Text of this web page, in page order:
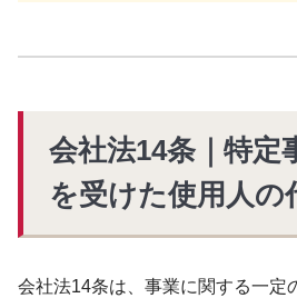
会社法14条｜特定
を受けた使用人の
会社法14条は、事業に関する一定